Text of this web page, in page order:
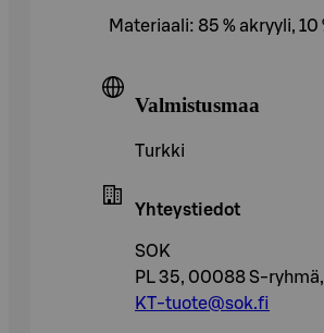
Materiaali: 85 % akryyli,
Valmistusmaa
Turkki
Yhteystiedot
SOK
PL 35, 00088 S-
KT-tuote@sok.fi